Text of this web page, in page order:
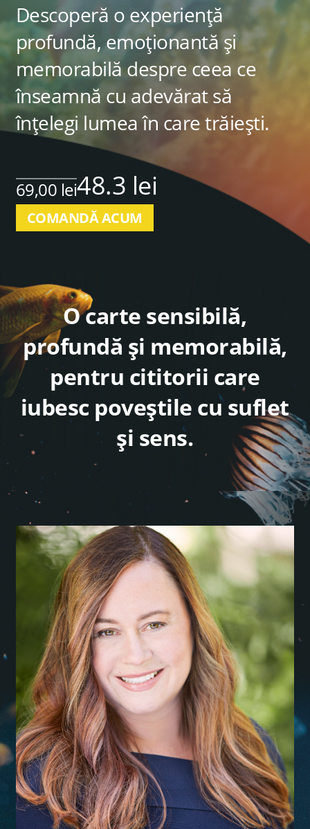
Descoperă o experiență
profundă, emoționantă și
memorabilă despre ceea ce
înseamnă cu adevărat să
înțelegi lumea în care trăiești.
69,00 lei48.3 lei
COMANDĂ ACUM
O carte sensibilă,
profundă și memorabilă,
pentru cititorii care
iubesc poveștile cu suflet
și sens.